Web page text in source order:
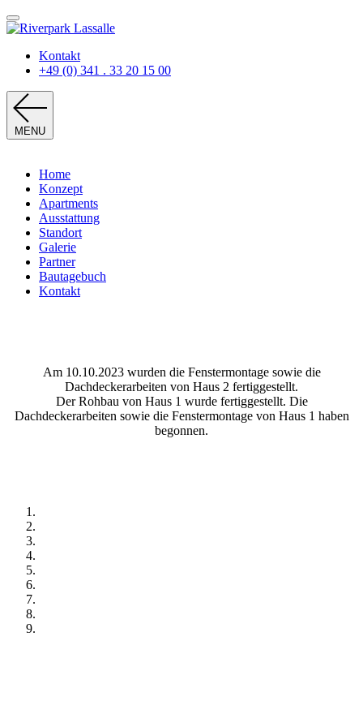
Kontakt
+49 (0) 341 . 33 20 15 00
MENU
Home
Konzept
Apartments
Ausstattung
Standort
Galerie
Partner
Bautagebuch
Kontakt
Am 10.10.2023 wurden die Fenstermontage sowie die
Dachdeckerarbeiten von Haus 2 fertiggestellt.
Der Rohbau von Haus 1 wurde fertiggestellt. Die
Dachdeckerarbeiten sowie die Fenstermontage von Haus 1 haben
begonnen.